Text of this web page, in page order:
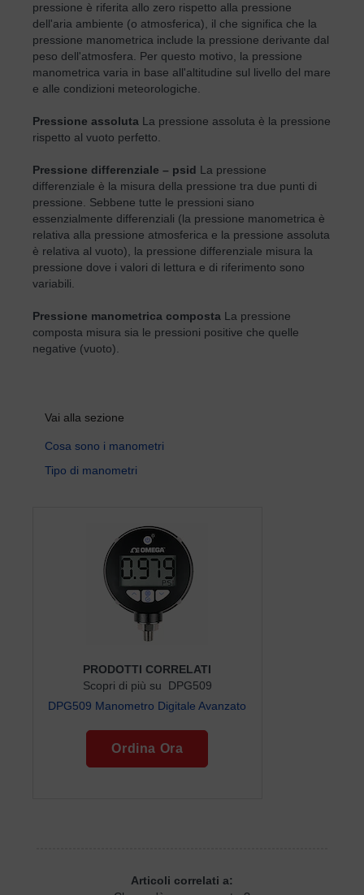
pressione è riferita allo zero rispetto alla pressione
dell'aria ambiente (o atmosferica), il che significa che la
pressione manometrica include la pressione derivante dal
peso dell'atmosfera. Per questo motivo, la pressione
manometrica varia in base all'altitudine sul livello del mare
e alle condizioni meteorologiche.
Pressione assoluta La pressione assoluta è la pressione
rispetto al vuoto perfetto.
Pressione differenziale – psid La pressione
differenziale è la misura della pressione tra due punti di
pressione. Sebbene tutte le pressioni siano
essenzialmente differenziali (la pressione manometrica è
relativa alla pressione atmosferica e la pressione assoluta
è relativa al vuoto), la pressione differenziale misura la
pressione dove i valori di lettura e di riferimento sono
variabili.
Pressione manometrica composta La pressione
composta misura sia le pressioni positive che quelle
negative (vuoto).
Vai alla sezione
Cosa sono i manometri
Tipo di manometri
PRODOTTI CORRELATI
Scopri di più su DPG509
DPG509 Manometro Digitale Avanzato
Ordina Ora
Articoli correlati a: